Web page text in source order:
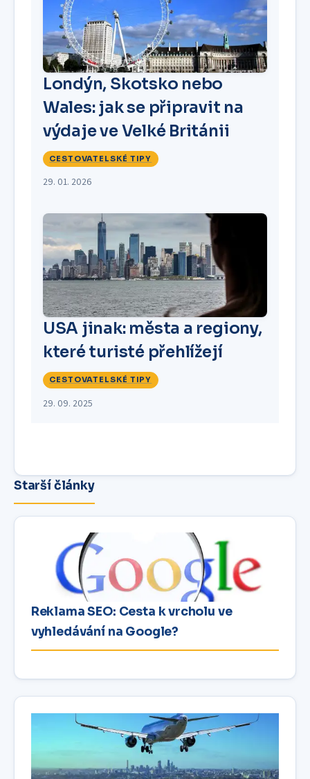
Londýn, Skotsko nebo
Wales: jak se připravit na
výdaje ve Velké Británii
CESTOVATELSKÉ TIPY
29. 01. 2026
USA jinak: města a regiony,
které turisté přehlížejí
CESTOVATELSKÉ TIPY
29. 09. 2025
Starší články
Reklama SEO: Cesta k vrcholu ve
vyhledávání na Google?